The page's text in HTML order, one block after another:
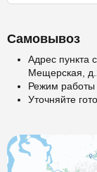
Самовывоз
Адрес пункта
Мещерская,
Режим
Уточняйте